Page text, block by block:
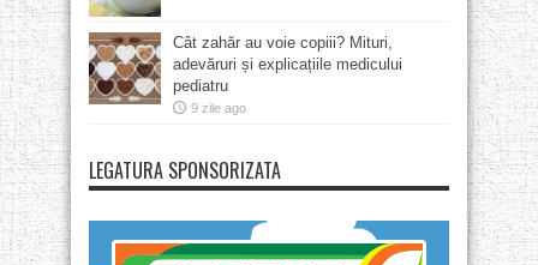
Cât zahăr au voie copiii? Mituri,
adevăruri și explicațiile medicului
pediatru
9 zile ago
LEGATURA SPONSORIZATA